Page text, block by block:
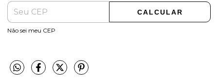
CALCULAR
Não sei meu CEP